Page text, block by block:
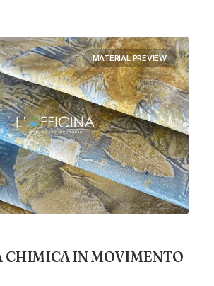
MATERIAL PREVIEW
CHIMICA IN MOVIMENTO